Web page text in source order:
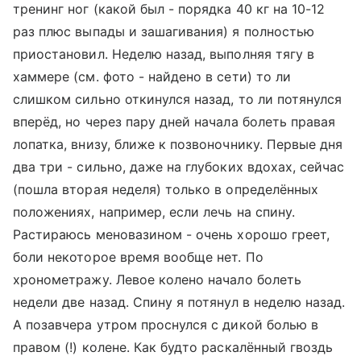
тренинг ног (какой был - порядка 40 кг на 10-12
раз плюс выпады и зашагивания) я полностью
приостановил. Неделю назад, выполняя тягу в
хаммере (см. фото - найдено в сети) то ли
слишком сильно откинулся назад, то ли потянулся
вперёд, но через пару дней начала болеть правая
лопатка, внизу, ближе к позвоночнику. Первые дня
два три - сильно, даже на глубоких вдохах, сейчас
(пошла вторая неделя) только в определённых
положениях, например, если лечь на спину.
Растираюсь меновазином - очень хорошо греет,
боли некоторое время вообще нет. По
хронометражу. Левое колено начало болеть
недели две назад. Спину я потянул в неделю назад.
А позавчера утром проснулся с дикой болью в
правом (!) колене. Как будто раскалённый гвоздь